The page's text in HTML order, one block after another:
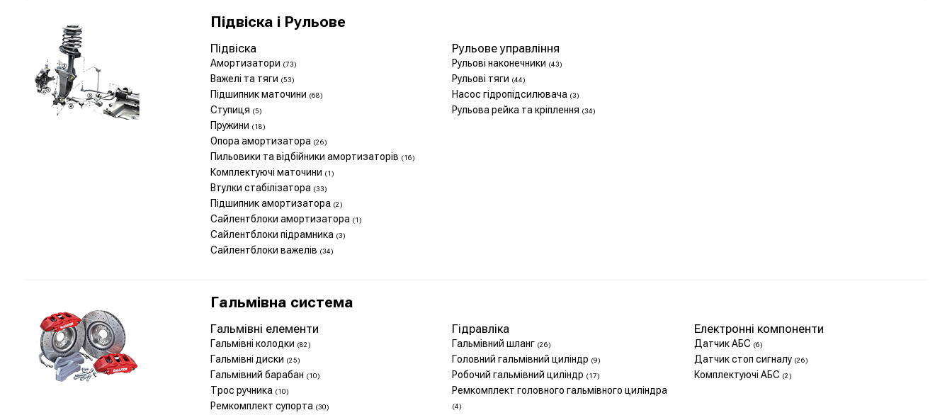
Підвіска і Рульове
Підвіска
Амортизатори (73)
Важелі та тяги (53)
Підшипник маточини (68)
Ступиця (5)
Пружини (18)
Опора амортизатора (26)
Пильовики та відбійники амортизаторів (16)
Комплектуючі маточини (1)
Втулки стабілізатора (33)
Підшипник амортизатора (2)
Сайлентблоки амортизатора (1)
Сайлентблоки підрамника (3)
Сайлентблоки важелів (34)
Рульове управління
Рульові наконечники (43)
Рульові тяги (44)
Насос гідропідсилювача (3)
Рульова рейка та кріплення (34)
Гальмівна система
Гальмівні елементи
Гальмівні колодки (82)
Гальмівні диски (25)
Гальмівний барабан (10)
Трос ручника (10)
Ремкомплект супорта (30)
Гідравліка
Гальмівний шланг (26)
Головний гальмівний циліндр (9)
Робочий гальмівний циліндр (17)
Ремкомплект головного гальмівного циліндра
(4)
Електронні компоненти
Датчик АБС (6)
Датчик стоп сигналу (26)
Комплектуючі АБС (2)